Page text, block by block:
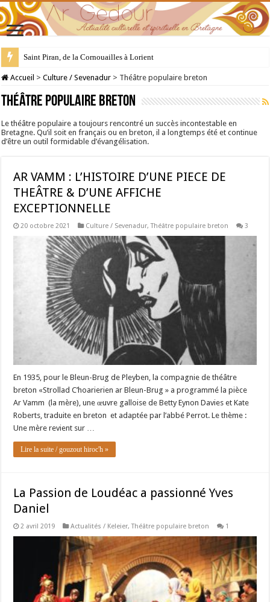
28 juillet : Saint Samson de Dol, père de la Bretagne chrétienne
Accueil > Culture / Sevenadur > Théâtre populaire breton
Théâtre populaire breton
Le théâtre populaire a toujours rencontré un succès incontestable en
Bretagne. Qu’il soit en français ou en breton, il a longtemps été et continue
d’être un outil formidable d’évangélisation.
AR VAMM : L’HISTOIRE D’UNE PIECE DE
THEÂTRE & D’UNE AFFICHE
EXCEPTIONNELLE
20 octobre 2021 Culture / Sevenadur,Théâtre populaire breton 3
En 1935, pour le Bleun-Brug de Pleyben, la compagnie de théâtre
breton «Strollad C’hoarierien ar Bleun-Brug » a programmé la pièce
Ar Vamm (la mère), une œuvre galloise de Betty Eynon Davies et Kate
Roberts, traduite en breton et adaptée par l’abbé Perrot. Le thème :
Une mère revient sur …
Lire la suite / gouzout hiroc'h »
La Passion de Loudéac a passionné Yves
Daniel
2 avril 2019 Actualités / Keleier,Théâtre populaire breton 1